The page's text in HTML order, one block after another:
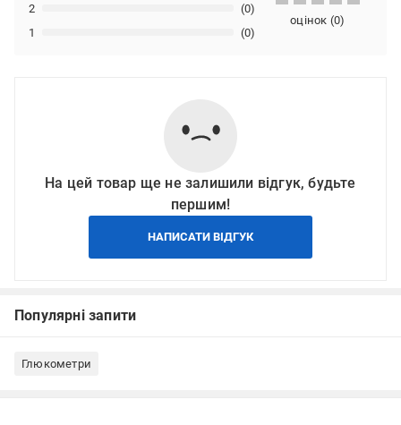
1 (0)
2 (0)
оцінок (0)
На цей товар ще не залишили відгук, будьте
першим!
НАПИСАТИ ВІДГУК
Популярні запити
Глюкометри